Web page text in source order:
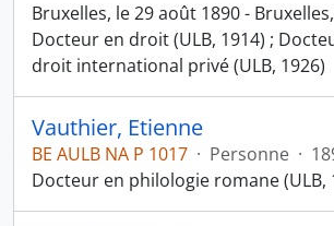
Bruxelles, le 29 août 1890 -
Docteur en droit (ULB, 1914) ;
droit international privé (ULB, 1926)
Vauthier, Etienne
BE AULB NA P 1017 · Personne ·
Docteur en philologie romane (ULB,